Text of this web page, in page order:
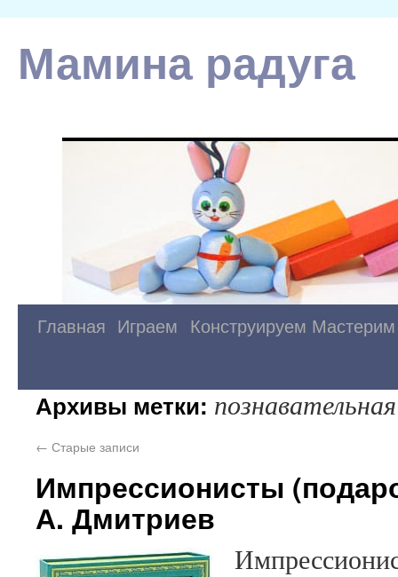
Мамина радуга
Главная Играем Конструируем Мастерим
Архивы метки:
← Старые записи
Импрессионисты
А. Дмитриев